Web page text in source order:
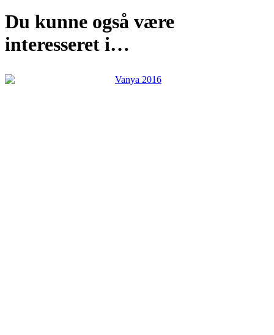
Du kunne også være
interesseret i…